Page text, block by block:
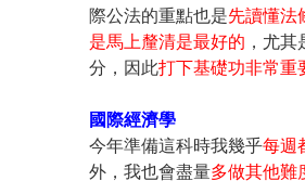
際公法的重點也是先讀懂法
是馬上釐清是最好的 ，尤
分，因此打下基礎功非常重
國際經濟學
今年準備這科時我幾乎每週
外，我也會盡量多做其他難